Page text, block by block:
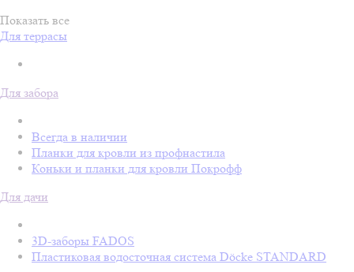
Показать все
Для террасы
Для забора
Всегда в наличии
Планки для кровли из профнастила
Коньки и планки для кровли Покрофф
Для дачи
3D-заборы FADOS
Пластиковая водосточная система Döcke STANDARD